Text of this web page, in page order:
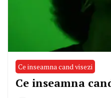
Ce inseamna cand visezi
Ce inseamna